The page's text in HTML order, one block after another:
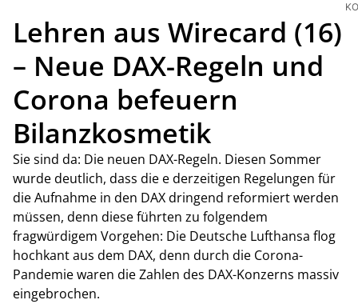
Lehren aus Wirecard (16)
– Neue DAX-Regeln und
Corona befeuern
Bilanzkosmetik
Sie sind da: Die neuen DAX-Regeln. Diesen Sommer
wurde deutlich, dass die e derzeitigen Regelungen für
die Aufnahme in den DAX dringend reformiert werden
müssen, denn diese führten zu folgendem
fragwürdigem Vorgehen: Die Deutsche Lufthansa flog
hochkant aus dem DAX, denn durch die Corona-
Pandemie waren die Zahlen des DAX-Konzerns massiv
eingebrochen.